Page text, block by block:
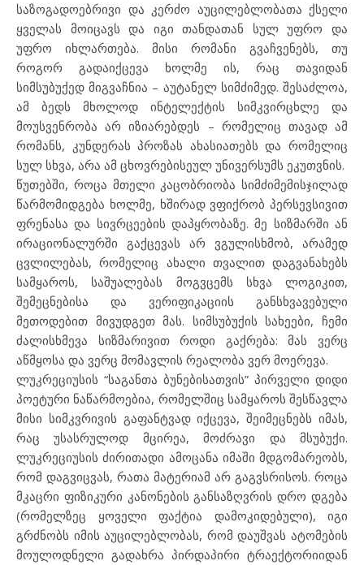
საზოგადოებრივი და კერძო აუცილებლობათა ქსელი
ყველას მოიცავს და იგი თანდათან სულ უფრო და
უფრო იხლართება. მისი რომანი გვაჩვენებს, თუ
როგორ გადაიქცევა ხოლმე ის, რაც თავიდან
სიმსუბუქედ მიგვაჩნია – აუტანელ სიმძიმედ. შესაძლოა,
ამ ბედს მხოლოდ ინტელექტის სიმკვირცხლე და
მოუსვენრობა არ იზიარებდეს – რომელიც თავად ამ
რომანს, კუნდერას პროზას ახასიათებს და რომელიც
სულ სხვა, არა ამ ცხოვრებისეულ უნივერსუმს ეკუთვნის.
წუთებში, როცა მთელი კაცობრიობა სიმძიმემისჯილად
წარმომიდგება ხოლმე, ხშირად ვფიქრობ პერსევსივით
ფრენასა და სივრცეების დაპყრობაზე. მე სიზმარში ან
ირაციონალურში გაქცევას არ ვგულისხმობ, არამედ
ცვლილებას, რომელიც ახალი თვალით დაგვანახებს
სამყაროს, საშუალებას მოგვცემს სხვა ლოგიკით,
შემეცნებისა და ვერიფიკაციის განსხვავებული
მეთოდებით მივუდგეთ მას. სიმსუბუქის სახეები, ჩემი
ძალისხმევა სიზმარივით როდი გაქრება: მას ვერც
აწმყოსა და ვერც მომავლის რეალობა ვერ მოერევა.
ლუკრეციუსის “საგანთა ბუნებისათვის” პირველი დიდი
პოეტური ნაწარმოებია, რომელშიც სამყაროს შესწავლა
მისი სიმკვრივის გაფანტვად იქცევა, შეიმეცნებს იმას,
რაც უსასრულოდ მცირეა, მოძრავი და მსუბუქი.
ლუკრეციუსის ძირითადი ამოცანა იმაში მდგომარეობს,
რომ დაგვიცვას, რათა მატერიამ არ გაგვსრისოს. როცა
მკაცრი ფიზიკური კანონების განსაზღვრის დრო დგება
(რომელზეც ყოველი ფაქტია დამოკიდებული), იგი
გრძნობს იმის აუცილებლობას, რომ დაუშვას ატომების
მოულოდნელი გადახრა პირდაპირი ტრაექტორიიდან